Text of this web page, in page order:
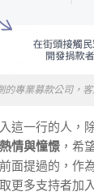
的專業募款公司，
這一行的人，
情與憧憬 ，希
面提過的，作
更多支持者加